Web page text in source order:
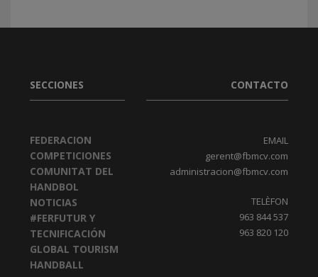
SECCIONES
FEDERACION
COMPETICIONES
COMUNITAT DEL
HANDBOL
NOTICIAS
#FERFUTUR Y
TECNIFICACIÓN
GLOBAL TOURISM
HANDBALL
CONTACTO
EMAIL
gerent@fbmcv.com
administracion@fbmcv.com
TELÈFON
963 844 537
963 820 120